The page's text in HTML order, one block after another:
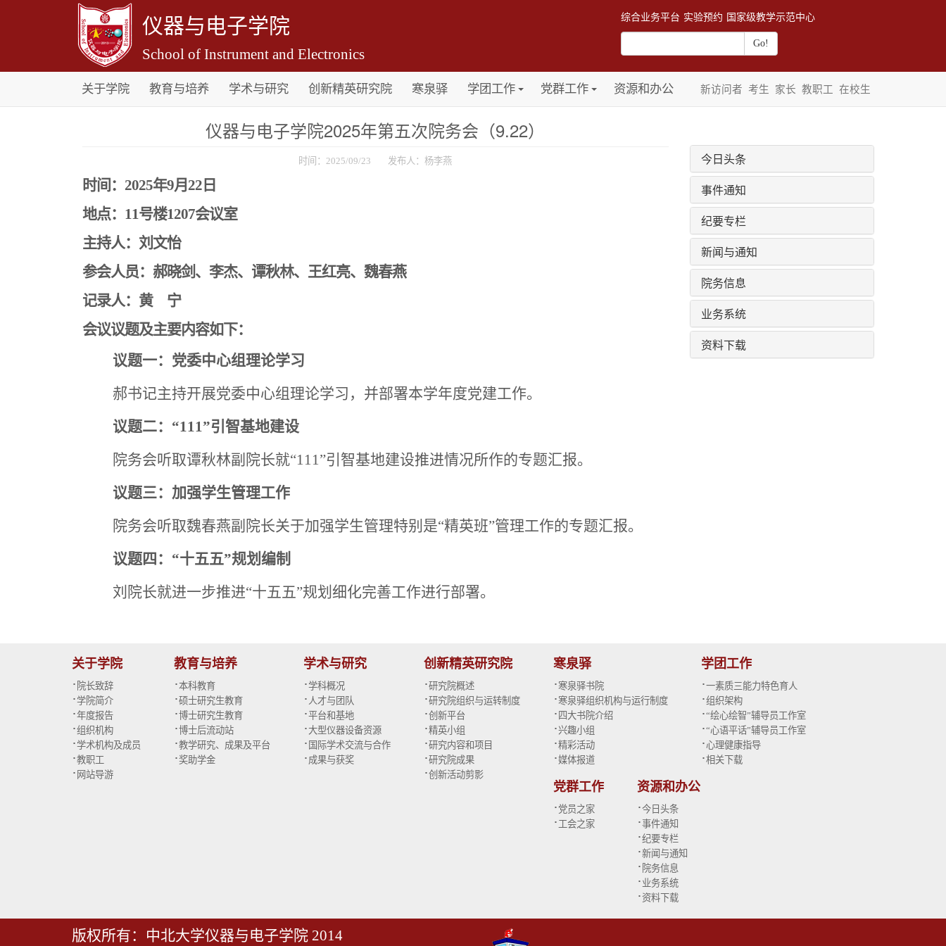
仪器与电子学院
School of Instrument and Electronics
综合业务平台 实验预约 国家级教学示范中心
关于学院 教育与培养 学术与研究 创新精英研究院 寒泉驿 学团工作 党群工作 资源和办公 新访问者 考生 家长 教职工 在校生
仪器与电子学院2025年第五次院务会（9.22）
时间：2025/09/23 发布人：杨李燕
时间： 2025年9月 22 日
地点： 11号楼1207会议室
主持人：刘文怡
参会人员：郝晓剑、李杰、谭秋林、王红亮、魏春燕
记录人：黄 宁
会议议题及主要内容如下：
议题一： 党委中心组理论学习
郝书记主持开展党委中心组理论学习，并部署本学年度党建工作。
议题二： “111”引智基地建设
院务会听取谭秋林副院长就“111”引智基地建设推进情况所作的专题汇报。
议题三： 加强学生管理工作
院务会听取魏春燕副院长关于加强学生管理特别是“精英班”管理工作的专题汇报。
议题四： “十五五”规划 编制
刘院长就进一步推进“十五五”规划细化完善工作进行部署。
今日头条
事件通知
纪要专栏
新闻与通知
院务信息
业务系统
资料下载
关于学院
· 院长致辞
·学院简介
·年度报告
·组织机构
·学术机构及成员
·教职工
· 网站导游
教育与培养
·本科教育
·硕士研究生教育
·博士研究生教育
·博士后流动站
·教学研究、成果及平台
·奖助学金
学术与研究
·学科概况
· 人才与团队
·平台和基地
·大型仪器设备资源
· 国际学术交流与合作
· 成果与获奖
创新精英研究院
·研究院概述
·研究院组织与运转制度
·创新平台
·精英小组
·研究内容和项目
·研究院成果
·创新活动剪影
寒泉驿
· 寒泉驿书院
· 寒泉驿组织机构与运行制度
· 四大书院介绍
·兴趣小组
·精彩活动
·媒体报道
学团工作
·一素质三能力特色育人
·组织架构
·“绘心绘智”辅导员工作室
·“心语平话”辅导员工作室
·心理健康指导
·相关下载
党群工作
· 党员之家
· 工会之家
资源和办公
·今日头条
·事件通知
·纪要专栏
·新闻与通知
· 院务信息
· 业务系统
·资料下载
版权所有：中北大学仪器与电子学院 2014